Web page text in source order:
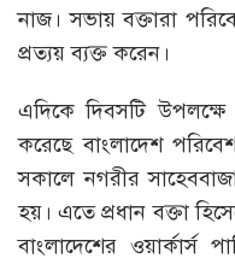
নাজ। সভায় বক্তারা
প্রত্যয় ব্যক্ত করেন।
এদিকে দিবসটি উপলক্ষে
করেছে বাংলাদেশ
সকালে নগরীর
হয়। এতে প্রধান বক্তা
বাংলাদেশের ওয়ার্কার্স